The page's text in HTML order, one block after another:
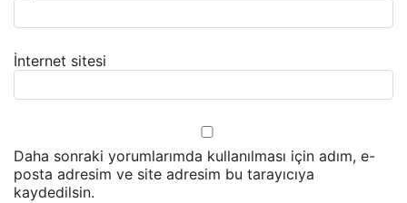
İnternet sitesi
Daha sonraki yorumlarımda kullanılması için adım, e-
posta adresim ve site adresim bu tarayıcıya
kaydedilsin.